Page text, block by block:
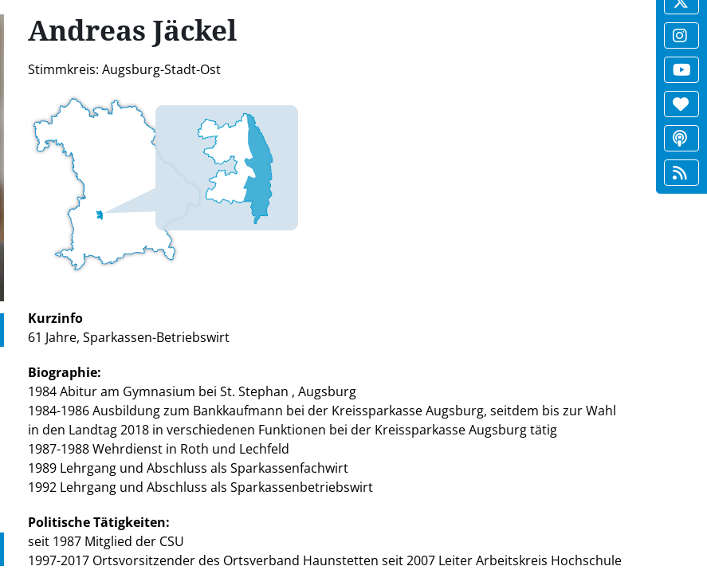
Andreas Jäckel
Stimmkreis: Augsburg-Stadt-Ost
Kurzinfo
61 Jahre, Sparkassen-Betriebswirt
Biographie:
1984 Abitur am Gymnasium bei St. Stephan , Augsburg
1984-1986 Ausbildung zum Bankkaufmann bei der Kreissparkasse Augsburg, seitdem bis zur Wahl
in den Landtag 2018 in verschiedenen Funktionen bei der Kreissparkasse Augsburg tätig
1987-1988 Wehrdienst in Roth und Lechfeld
1989 Lehrgang und Abschluss als Sparkassenfachwirt
1992 Lehrgang und Abschluss als Sparkassenbetriebswirt
Politische Tätigkeiten:
seit 1987 Mitglied der CSU
1997-2017 Ortsvorsitzender des Ortsverband Haunstetten seit 2007 Leiter Arbeitskreis Hochschule